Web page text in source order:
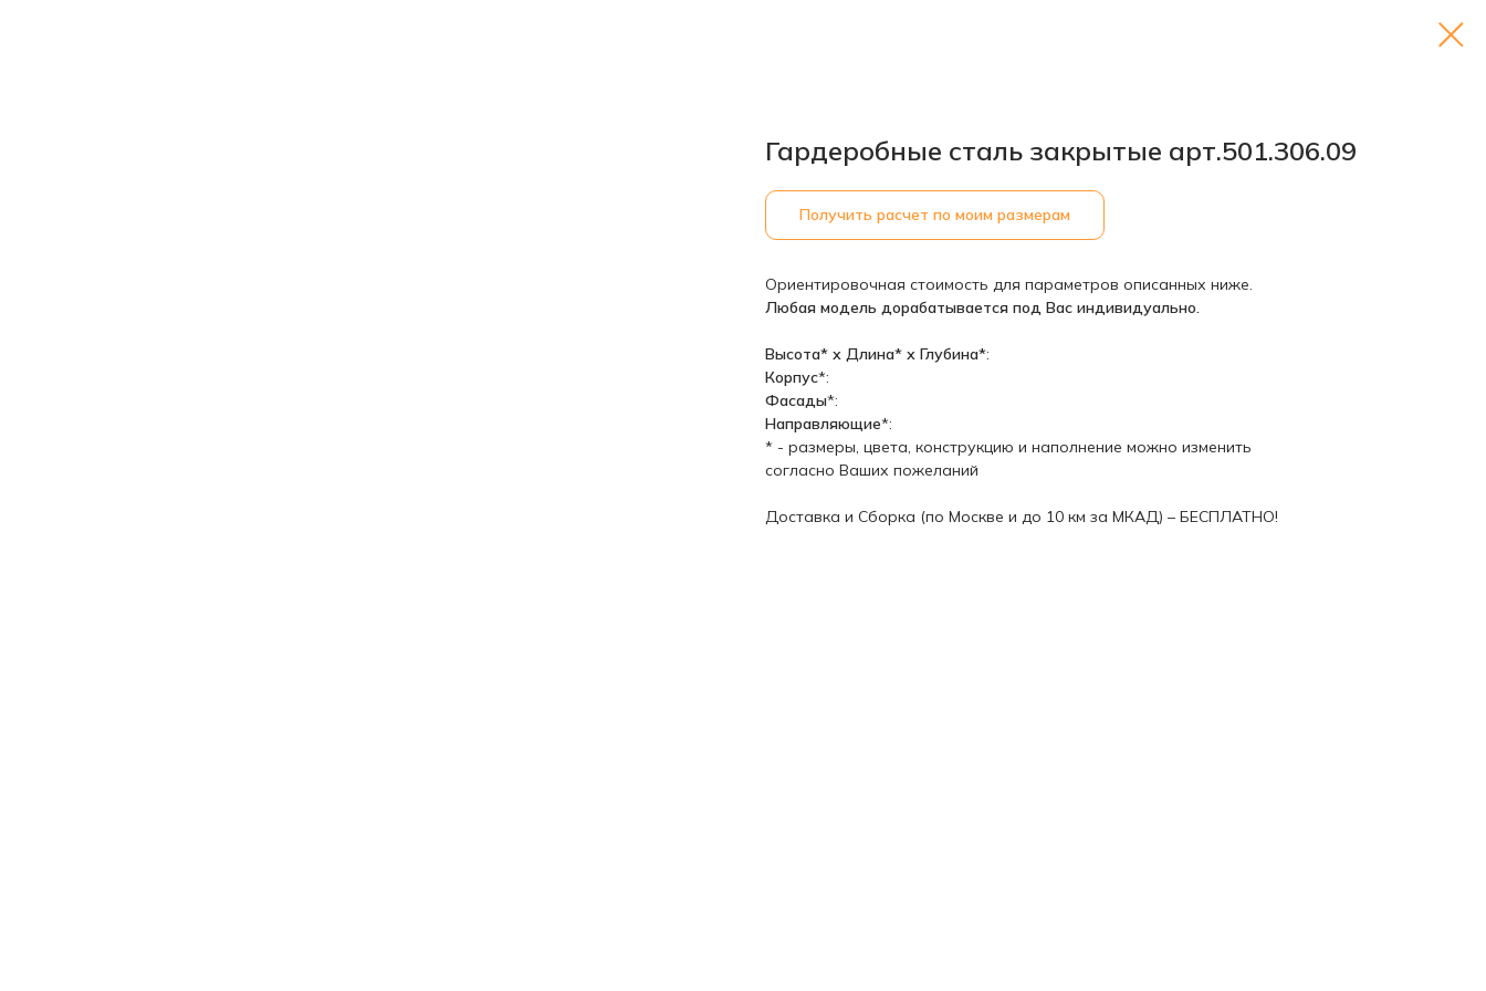
Гардеробные сталь закрытые арт.501.306.09
Получить расчет по моим размерам
Ориентировочная стоимость для параметров описанных ниже.
Любая модель дорабатывается под Вас индивидуально.
Высота* х Длина* х Глубина*:
Корпус*:
Фасады*:
Направляющие*:
* - размеры, цвета, конструкцию и наполнение можно изменить
согласно Ваших пожеланий
Доставка и Сборка (по Москве и до 10 км за МКАД) – БЕСПЛАТНО!